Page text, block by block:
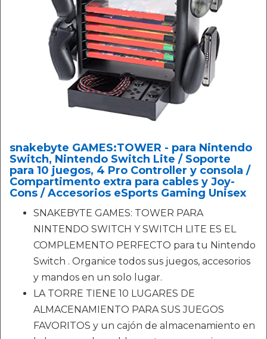
snakebyte GAMES:TOWER - para Nintendo
Switch, Nintendo Switch Lite / Soporte
para 10 juegos, 4 Pro Controller y consola /
Compartimento extra para cables y Joy-
Cons / Accesorios eSports Gaming Unisex
SNAKEBYTE GAMES: TOWER PARA
NINTENDO SWITCH Y SWITCH LITE ES EL
COMPLEMENTO PERFECTO para tu Nintendo
Switch . Organice todos sus juegos, accesorios
y mandos en un solo lugar.
LA TORRE TIENE 10 LUGARES DE
ALMACENAMIENTO PARA SUS JUEGOS
FAVORITOS y un cajón de almacenamiento en